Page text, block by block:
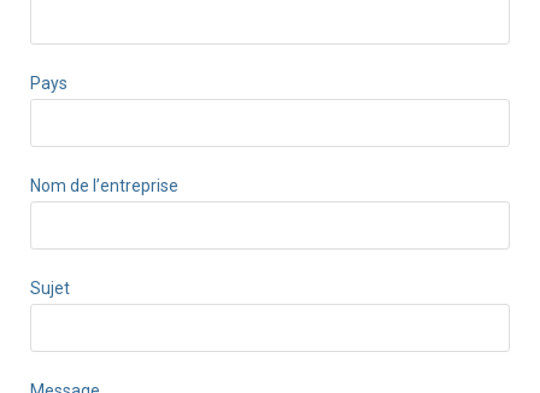
Pays
Nom de l’entreprise
Sujet